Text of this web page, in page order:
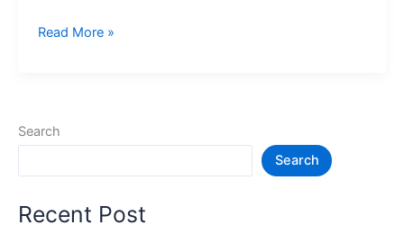
10+
जगह
Places
Read More »
Search
Search
Recent Post